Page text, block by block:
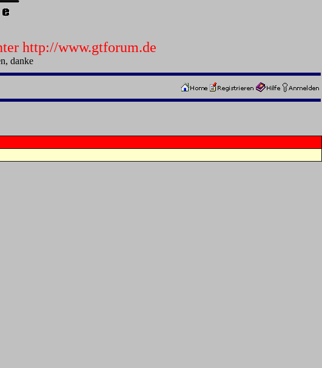
http://www.gtforum.de
danke